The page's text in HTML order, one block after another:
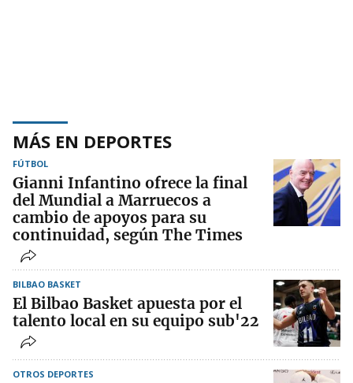
MÁS EN DEPORTES
FÚTBOL
Gianni Infantino ofrece la final
del Mundial a Marruecos a
cambio de apoyos para su
continuidad, según The Times
BILBAO BASKET
El Bilbao Basket apuesta por el
talento local en su equipo sub'22
OTROS DEPORTES